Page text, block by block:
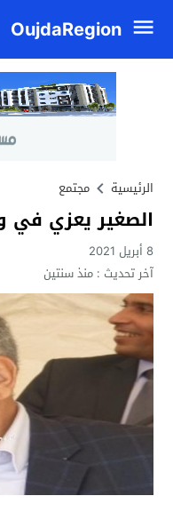
OujdaRegion
الرئيسية مجتمع
الصغير يعزي في
8 أبريل 2021
آخر تحديث :منذ سنتين